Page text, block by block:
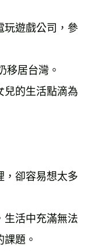
玩遊戲公司，參
移居台灣。
兒的生活點滴為
，卻容易想太多
生活中充滿無法
題。